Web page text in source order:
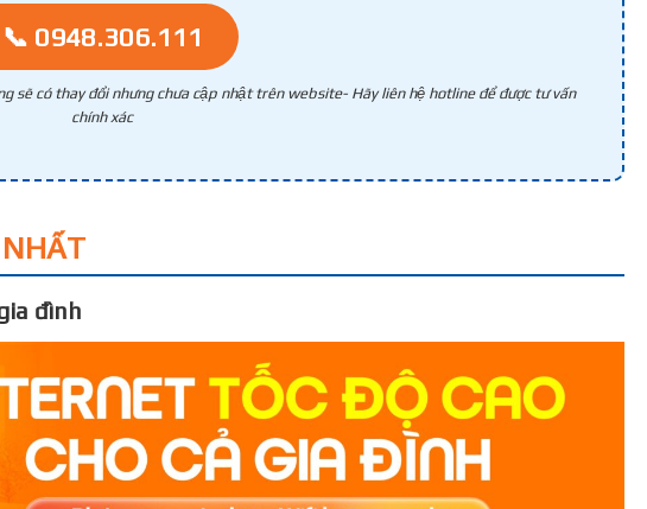
📞 0948.306.111
sẽ có thay đổi nhưng chưa cập nhật trên website- Hãy liên hệ hotline để được tư vấn
chính xác
đình